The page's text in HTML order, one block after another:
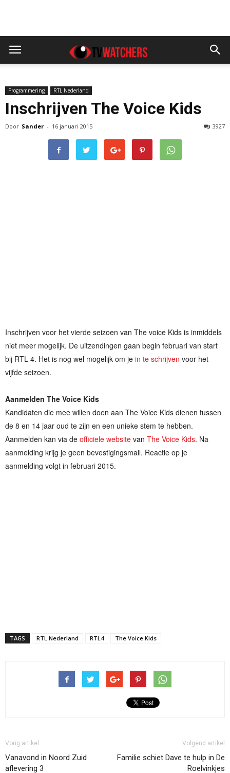
Programmering RTL Nederland
Inschrijven The Voice Kids
Door Sander - 16 januari 2015 3927
Inschrijven voor het vierde seizoen van The voice Kids is inmiddels
niet meer mogelijk. De uitzendingen gaan begin februari van start
bij RTL 4. Het is nog wel mogelijk om je in te schrijven voor het
vijfde seizoen.
Aanmelden The Voice Kids
Kandidaten die mee willen doen aan The Voice Kids dienen tussen
de 8 en 14 jaar oud te zijn en een unieke stem te hebben.
Aanmelden kan via de officiele website van The Voice Kids. Na
aanmelding krijg je geen bevestigingsmail. Reactie op je
aanmelding volgt in februari 2015.
TAGS RTL Nederland RTL4 The Voice Kids
Vorig artikel
Vanavond in Noord Zuid
aflevering 3
Volgend artikel
Familie schiet Dave te hulp in De
Roelvinkjes